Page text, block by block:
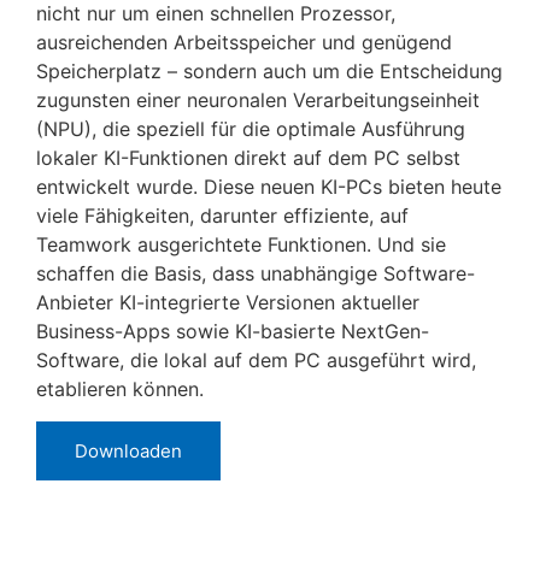
nicht nur um einen schnellen Prozessor,
ausreichenden Arbeitsspeicher und genügend
Speicherplatz – sondern auch um die Entscheidung
zugunsten einer neuronalen Verarbeitungseinheit
(NPU), die speziell für die optimale Ausführung
lokaler KI-Funktionen direkt auf dem PC selbst
entwickelt wurde. Diese neuen KI-PCs bieten heute
viele Fähigkeiten, darunter effiziente, auf
Teamwork ausgerichtete Funktionen. Und sie
schaffen die Basis, dass unabhängige Software-
Anbieter KI-integrierte Versionen aktueller
Business-Apps sowie KI-basierte NextGen-
Software, die lokal auf dem PC ausgeführt wird,
etablieren können.
Downloaden